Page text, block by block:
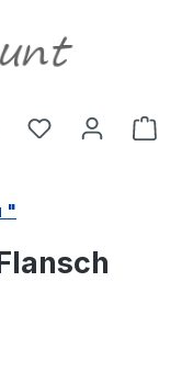
"